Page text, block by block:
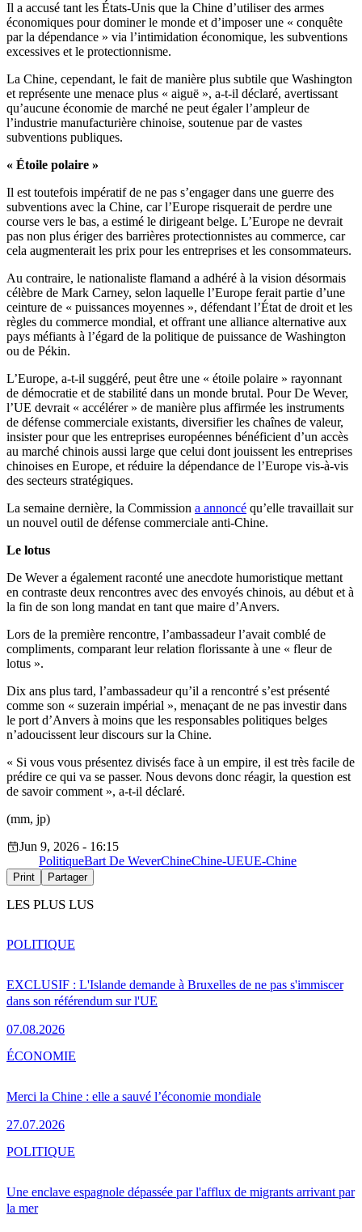
Il a accusé tant les États-Unis que la Chine d’utiliser des armes
économiques pour dominer le monde et d’imposer une « conquête
par la dépendance » via l’intimidation économique, les subventions
excessives et le protectionnisme.
La Chine, cependant, le fait de manière plus subtile que Washington
et représente une menace plus « aiguë », a-t-il déclaré, avertissant
qu’aucune économie de marché ne peut égaler l’ampleur de
l’industrie manufacturière chinoise, soutenue par de vastes
subventions publiques.
« Étoile polaire »
Il est toutefois impératif de ne pas s’engager dans une guerre des
subventions avec la Chine, car l’Europe risquerait de perdre une
course vers le bas, a estimé le dirigeant belge. L’Europe ne devrait
pas non plus ériger des barrières protectionnistes au commerce, car
cela augmenterait les prix pour les entreprises et les consommateurs.
Au contraire, le nationaliste flamand a adhéré à la vision désormais
célèbre de Mark Carney, selon laquelle l’Europe ferait partie d’une
ceinture de « puissances moyennes », défendant l’État de droit et les
règles du commerce mondial, et offrant une alliance alternative aux
pays méfiants à l’égard de la politique de puissance de Washington
ou de Pékin.
L’Europe, a-t-il suggéré, peut être une « étoile polaire » rayonnant
de démocratie et de stabilité dans un monde brutal. Pour De Wever,
l’UE devrait « accélérer » de manière plus affirmée les instruments
de défense commerciale existants, diversifier les chaînes de valeur,
insister pour que les entreprises européennes bénéficient d’un accès
au marché chinois aussi large que celui dont jouissent les entreprises
chinoises en Europe, et réduire la dépendance de l’Europe vis-à-vis
des secteurs stratégiques.
La semaine dernière, la Commission a annoncé qu’elle travaillait sur
un nouvel outil de défense commerciale anti-Chine.
Le lotus
De Wever a également raconté une anecdote humoristique mettant
en contraste deux rencontres avec des envoyés chinois, au début et à
la fin de son long mandat en tant que maire d’Anvers.
Lors de la première rencontre, l’ambassadeur l’avait comblé de
compliments, comparant leur relation florissante à une « fleur de
lotus ».
Dix ans plus tard, l’ambassadeur qu’il a rencontré s’est présenté
comme son « suzerain impérial », menaçant de ne pas investir dans
le port d’Anvers à moins que les responsables politiques belges
n’adoucissent leur discours sur la Chine.
« Si vous vous présentez divisés face à un empire, il est très facile de
prédire ce qui va se passer. Nous devons donc réagir, la question est
de savoir comment », a-t-il déclaré.
(mm, jp)
Jun 9, 2026 - 16:15
PolitiqueBart De WeverChineChine-UEUE-Chine
Print Partager
LES PLUS LUS
EXCLUSIF : L'Islande demande à Bruxelles de ne pas s'immiscer
dans son référendum sur l'UE
07.08.2026
POLITIQUE
Merci la Chine : elle a sauvé l’économie mondiale
27.07.2026
ÉCONOMIE
Une enclave espagnole dépassée par l'afflux de migrants arrivant par
la mer
POLITIQUE